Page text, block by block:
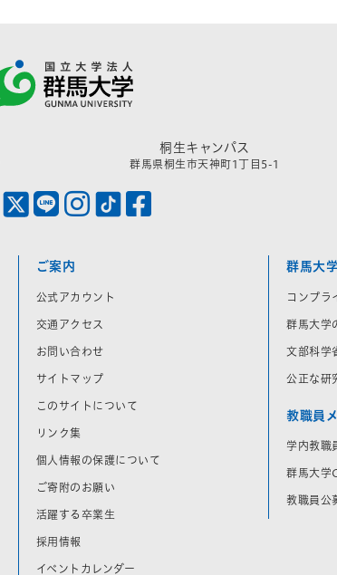
桐生キャンパス
群馬県桐生市天神町1丁目5-1
ご案内
公式アカウント
交通アクセス
お問い合わせ
サイトマップ
このサイトについて
リンク集
個人情報の保護について
ご寄附のお願い
活躍する卒業生
採用情報
イベントカレンダー
群馬大
コンプラ
群馬大学
文部科学
公正な研
教職員
学内教職
群馬大学
教職員公